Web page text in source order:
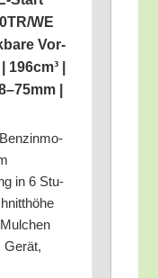
​WE
Vor­
|
|
Ben­zin­mo­
in 6 Stu­
Gerät,